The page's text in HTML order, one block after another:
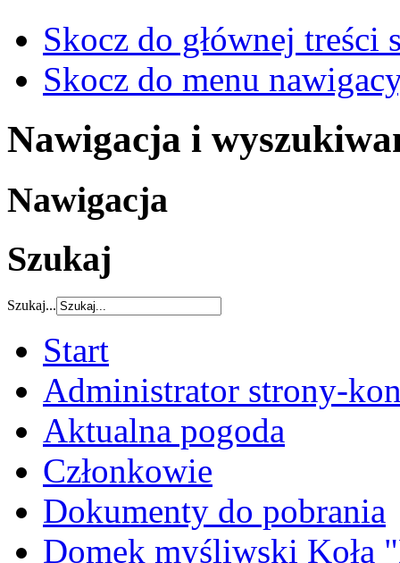
Skocz do głównej treści
Skocz do menu
Nawigacja i
Nawigacja
Szukaj
Szukaj...
Start
Administrator strony-
Aktualna pogoda
Członkowie
Dokumenty do pobrania
Domek myśliwski Koła